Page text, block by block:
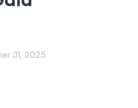
31, 2025